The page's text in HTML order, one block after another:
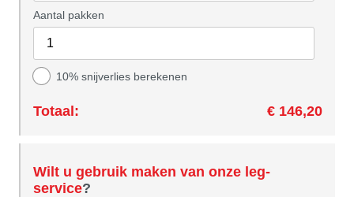
Aantal pakken
10% snijverlies berekenen
Totaal: € 146,20
Wilt u gebruik maken van onze leg-
service?